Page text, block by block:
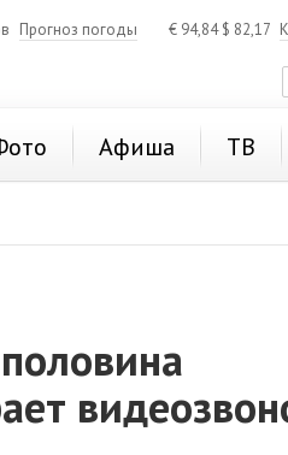
Прогноз погоды € 94,84$ 82,17
Афиша ТВ